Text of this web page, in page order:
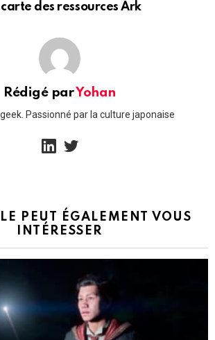
des ressources Ark
Rédigé parYohan
Passionné par la culture japonaise
linkedin
PEUT ÉGALEMENT VOUS
INTÉRESSER